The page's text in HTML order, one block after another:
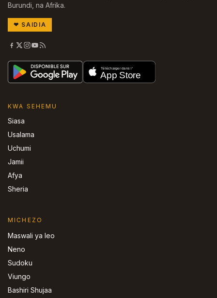
Burundi, na Afrika.
❤ SAIDIA
KWA SEHEMU
Siasa
Usalama
Uchumi
Jamii
Afya
Sheria
MICHEZO
Maswali ya leo
Neno
Sudoku
Viungo
Bashiri Shujaa